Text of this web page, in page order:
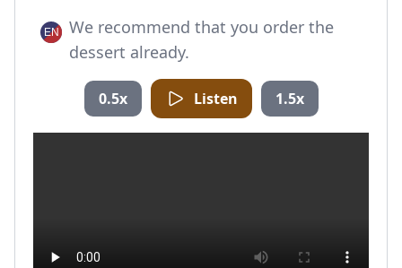
We recommend that you order the
dessert already.
0.5x Listen 1.5x